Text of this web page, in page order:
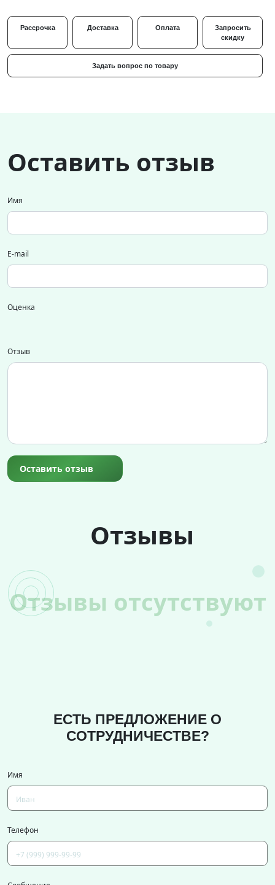
Рассрочка Доставка Оплата
Запросить
скидку
Задать вопрос по товару
Оставить отзыв
Имя
E-mail
Оценка
Отзыв
Оставить отзыв
Отзывы
Отзывы отсутствуют
ЕСТЬ ПРЕДЛОЖЕНИЕ О
СОТРУДНИЧЕСТВЕ?
Имя
Телефон